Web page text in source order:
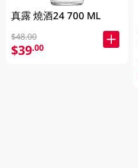
真露 燒酒24 700 ML
$48.00
$39.00